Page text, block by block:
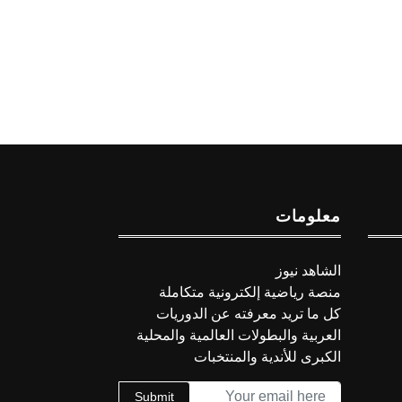
معلومات
الشاهد نيوز
منصة رياضية إلكترونية متكاملة
كل ما تريد معرفته عن الدوريات
العربية والبطولات العالمية والمحلية
الكبرى للأندية والمنتخبات
Submit